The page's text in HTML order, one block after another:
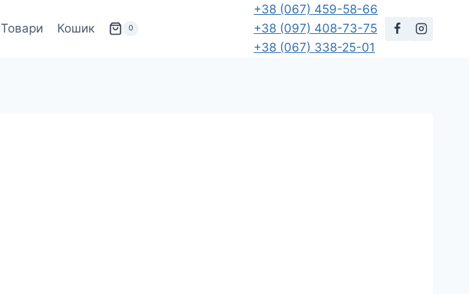
Товари Кошик 0
+38 (067) 459-58-66
+38 (097) 408-73-75
+38 (067) 338-25-01